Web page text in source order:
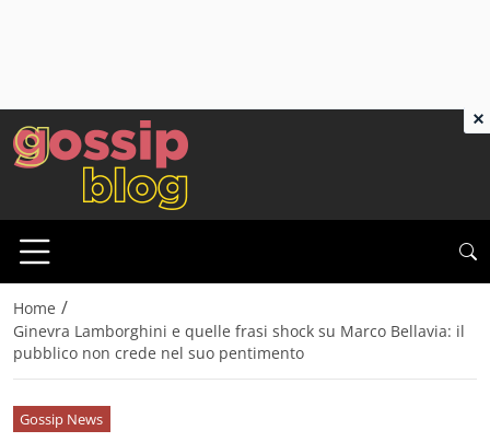
Home /
Ginevra Lamborghini e quelle frasi shock su Marco Bellavia: il
pubblico non crede nel suo pentimento
Gossip News
×